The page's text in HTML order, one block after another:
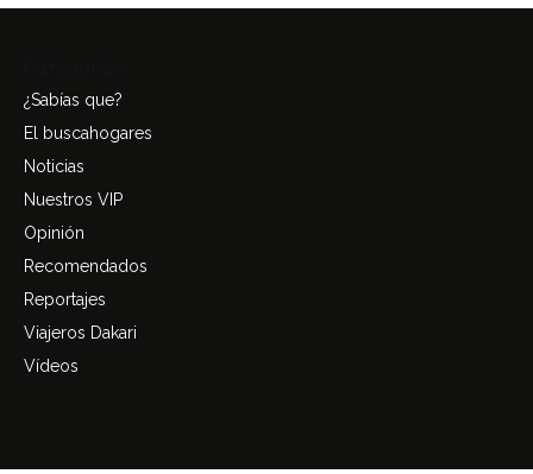
¿Sabías que?
El buscahogares
Noticias
Nuestros VIP
Opinión
Recomendados
Reportajes
Viajeros Dakari
Vídeos